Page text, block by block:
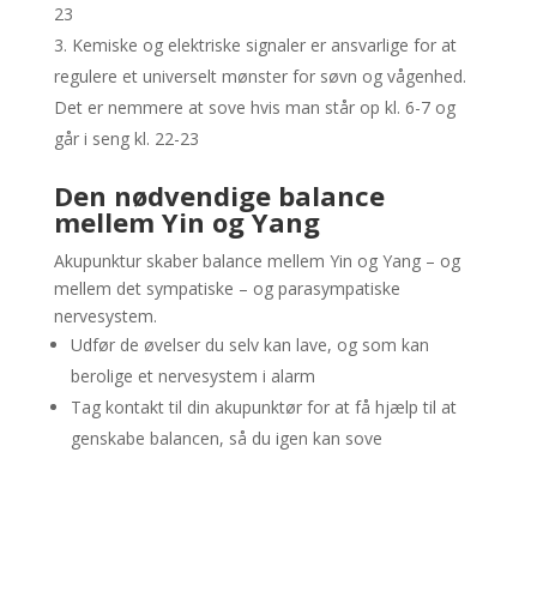
23
Kemiske og elektriske signaler er ansvarlige for at
regulere et universelt mønster for søvn og vågenhed.
Det er nemmere at sove hvis man står op kl. 6-7 og
går i seng kl. 22-23
Den nødvendige balance
mellem Yin og Yang
Akupunktur skaber balance mellem Yin og Yang – og
mellem det sympatiske – og parasympatiske
nervesystem.
Udfør de øvelser du selv kan lave, og som kan
berolige et nervesystem i alarm
Tag kontakt til din akupunktør for at få hjælp til at
genskabe balancen, så du igen kan sove